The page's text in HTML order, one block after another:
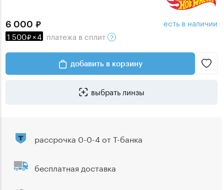
6 000
1 500 ×4 платежа в сплит
есть в наличии
добавить в корзину
выбрать линзы
рассрочка 0-0-4 от Т-банка
бесплатная доставка